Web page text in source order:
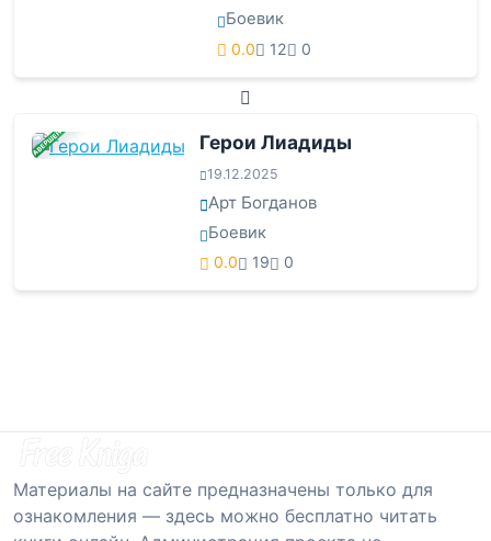
Боевик
0.0 12 0
ЗАВЕРШЕНА Герои Лиадиды
19.12.2025
Арт Богданов
Боевик
0.0 19 0
Материалы на сайте предназначены только для
ознакомления — здесь можно бесплатно читать